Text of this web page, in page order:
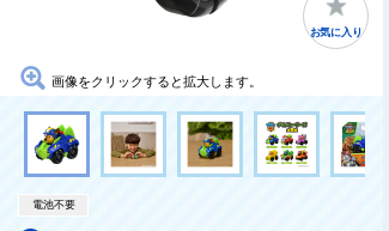
お気に入り
画像をクリックすると拡大します。
電池不要